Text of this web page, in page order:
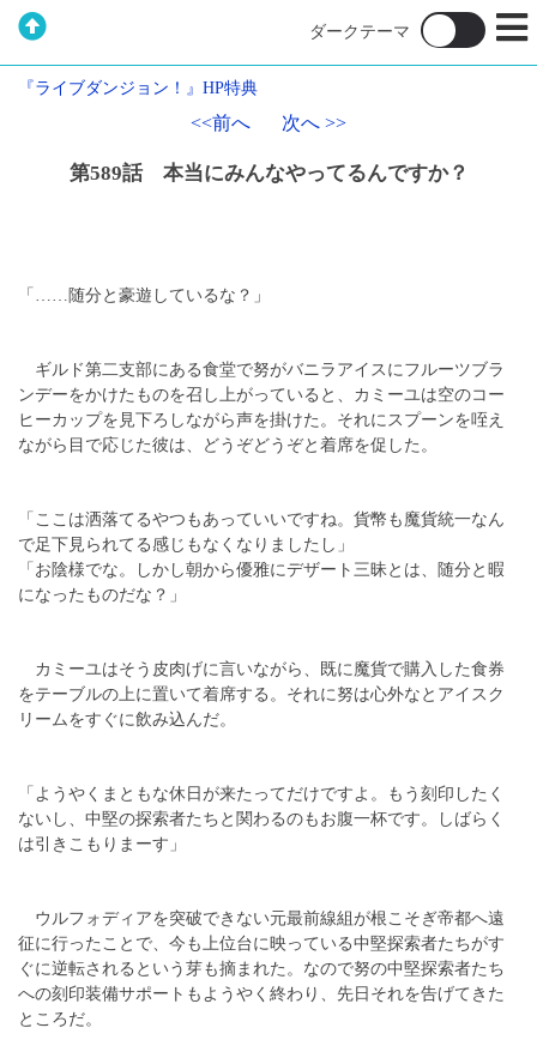
『ライブダンジョン！』HP特典
<<前へ 次へ >>
第589話 本当にみんなやってるんですか？
「……随分と豪遊しているな？」
ギルド第二支部にある食堂で努がバニラアイスにフルーツブラ
ンデーをかけたものを召し上がっていると、カミーユは空のコー
ヒーカップを見下ろしながら声を掛けた。それにスプーンを咥え
ながら目で応じた彼は、どうぞどうぞと着席を促した。
「ここは洒落てるやつもあっていいですね。貨幣も魔貨統一なん
で足下見られてる感じもなくなりましたし」
「お陰様でな。しかし朝から優雅にデザート三昧とは、随分と暇
になったものだな？」
カミーユはそう皮肉げに言いながら、既に魔貨で購入した食券
をテーブルの上に置いて着席する。それに努は心外なとアイスク
リームをすぐに飲み込んだ。
「ようやくまともな休日が来たってだけですよ。もう刻印したく
ないし、中堅の探索者たちと関わるのもお腹一杯です。しばらく
は引きこもりまーす」
ウルフォディアを突破できない元最前線組が根こそぎ帝都へ遠
征に行ったことで、今も上位台に映っている中堅探索者たちがす
ぐに逆転されるという芽も摘まれた。なので努の中堅探索者たち
への刻印装備サポートもようやく終わり、先日それを告げてきた
ところだ。